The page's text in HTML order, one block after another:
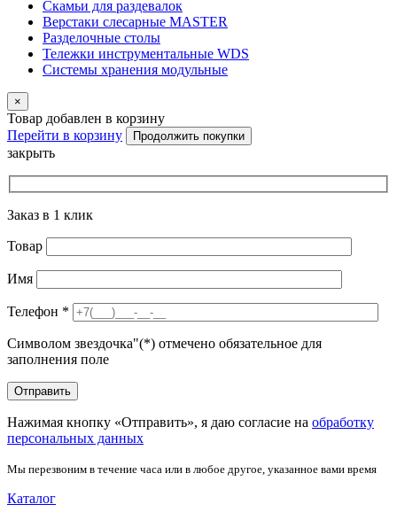
Скамьи для раздевалок
Верстаки слесарные MASTER
Разделочные столы
Тележки инструментальные WDS
Системы хранения модульные
×
Товар добавлен в корзину
Перейти в корзину
Продолжить покупки
закрыть
Заказ в 1 клик
Товар
Имя
Телефон *
Символом звездочка"(*) отмечено обязательное для
заполнения поле
Нажимая кнопку «Отправить», я даю согласие на обработку
персональных данных
Мы перезвоним в течение часа или в любое другое, указанное вами время
Каталог